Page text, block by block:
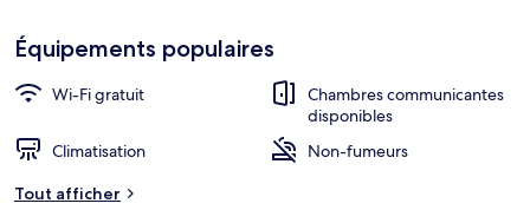
Équipements populaires
Wi-Fi gratuit
Chambres communicantes
disponibles
Climatisation
Non-fumeurs
Tout afficher